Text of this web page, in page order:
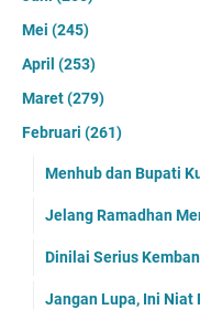
Mei (245)
April (253)
Maret(279)
Februari (261)
Menhub dan Bupati
Jelang Ramadhan
Dinilai Serius
Jangan Lupa, Ini Niat